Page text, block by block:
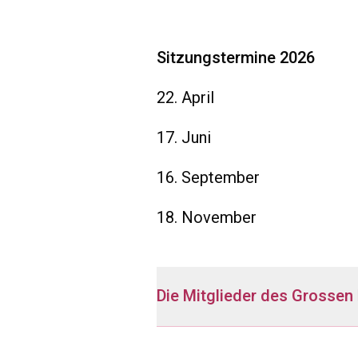
Sitzungstermine 2026
22. April
17. Juni
16. September
18. November
Die Mitglieder des